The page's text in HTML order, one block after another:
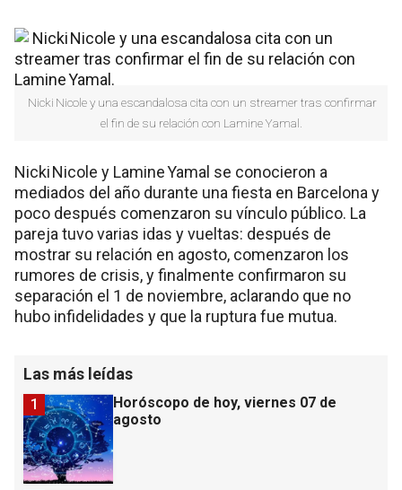
Nicki Nicole y una escandalosa cita con un streamer tras confirmar
el fin de su relación con Lamine Yamal.
Nicki Nicole y Lamine Yamal se conocieron a
mediados del año durante una fiesta en Barcelona y
poco después comenzaron su vínculo público. La
pareja tuvo varias idas y vueltas: después de
mostrar su relación en agosto, comenzaron los
rumores de crisis, y finalmente confirmaron su
separación el 1 de noviembre, aclarando que no
hubo infidelidades y que la ruptura fue mutua.
Las más leídas
Horóscopo de hoy, viernes 07 de
agosto
1